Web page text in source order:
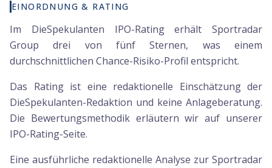
EINORDNUNG & RATING
Im DieSpekulanten IPO-Rating erhält Sportradar
Group drei von fünf Sternen, was einem
durchschnittlichen Chance-Risiko-Profil entspricht.
Das Rating ist eine redaktionelle Einschätzung der
DieSpekulanten-Redaktion und keine Anlageberatung.
Die Bewertungsmethodik erläutern wir auf unserer
IPO-Rating-Seite.
Eine ausführliche redaktionelle Analyse zur Sportradar